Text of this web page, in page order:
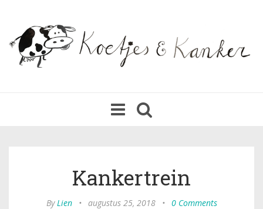
navigation
Kankertrein
ByLien • augustus 25, 2018 • 0 Comments